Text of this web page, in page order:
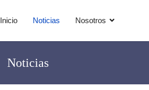
Inicio Noticias Nosotros
Noticias